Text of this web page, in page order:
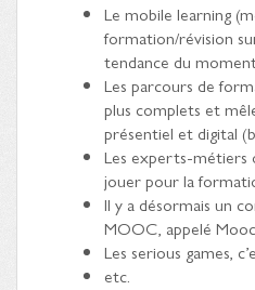
Le mobile learning
formation/révision
tendance du
Les parcours de
plus complets et
présentiel et digital
Les experts-
jouer pour la
Il y a désormais un
MOOC, appelé
Les serious games,
etc.